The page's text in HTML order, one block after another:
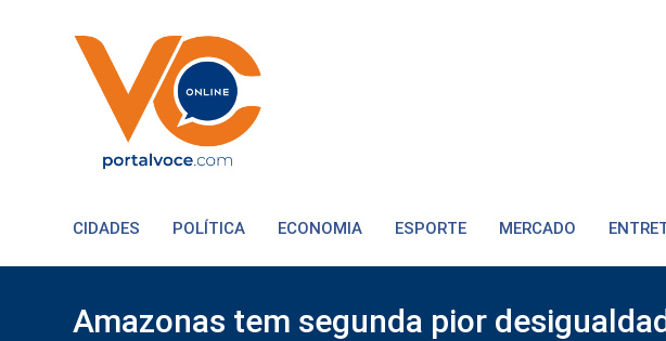
CIDADES POLÍTICA ECONOMIA ESPORTE MERCADO
Amazonas tem segunda pior